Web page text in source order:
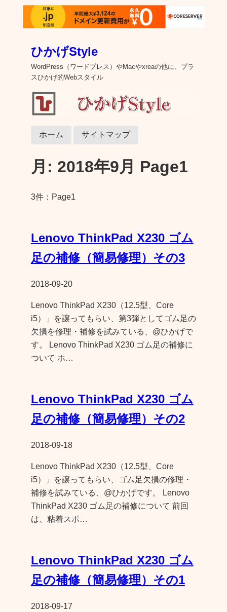
ひかげStyle
WordPress（ワードプレス）やMacやxreaの他に、プラ
スひかげ的Webスタイル
ホーム サイトマップ
月: 2018年9月 Page1
3件：Page1
Lenovo ThinkPad X230 ゴム
足の補修（簡易修理）その3
2018-09-20
Lenovo ThinkPad X230（12.5型、Core
i5）」を譲ってもらい、第3弾としてゴム足の
欠損を修理・補修を試みている、@ひかげで
す。 Lenovo ThinkPad X230 ゴム足の補修に
ついて ホ…
Lenovo ThinkPad X230 ゴム
足の補修（簡易修理）その2
2018-09-18
Lenovo ThinkPad X230（12.5型、Core
i5）」を譲ってもらい、ゴム足欠損の修理・
補修を試みている、@ひかげです。 Lenovo
ThinkPad X230 ゴム足の補修について 前回
は、粘着スポ…
Lenovo ThinkPad X230 ゴム
足の補修（簡易修理）その1
2018-09-17